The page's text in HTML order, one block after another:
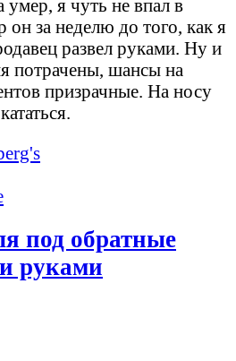
умер, я чуть не впал в
он за неделю до того, как я
развел руками. Ну и
потрачены, шансы на
призрачные. На носу
под обратные
руками